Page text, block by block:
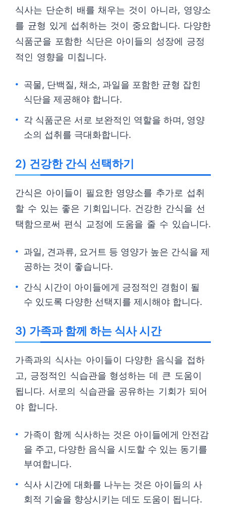
식사는 단순히 배를 채우는 것이 아니라, 영양소
를 균형 있게 섭취하는 것이 중요합니다. 다양한
식품군을 포함한 식단은 아이들의 성장에 긍정
적인 영향을 미칩니다.
곡물, 단백질, 채소, 과일을 포함한 균형 잡힌
식단을 제공해야 합니다.
각 식품군은 서로 보완적인 역할을 하며, 영양
소의 섭취를 극대화합니다.
2) 건강한 간식 선택하기
간식은 아이들이 필요한 영양소를 추가로 섭취
할 수 있는 좋은 기회입니다. 건강한 간식을 선
택함으로써 편식 교정에 도움을 줄 수 있습니다.
과일, 견과류, 요거트 등 영양가 높은 간식을 제
공하는 것이 좋습니다.
간식 시간이 아이들에게 긍정적인 경험이 될
수 있도록 다양한 선택지를 제시해야 합니다.
3) 가족과 함께 하는 식사 시간
가족과의 식사는 아이들이 다양한 음식을 접하
고, 긍정적인 식습관을 형성하는 데 큰 도움이
됩니다. 서로의 식습관을 공유하는 기회가 되어
야 합니다.
가족이 함께 식사하는 것은 아이들에게 안전감
을 주고, 다양한 음식을 시도할 수 있는 동기를
부여합니다.
식사 시간에 대화를 나누는 것은 아이들의 사
회적 기술을 향상시키는 데도 도움이 됩니다.